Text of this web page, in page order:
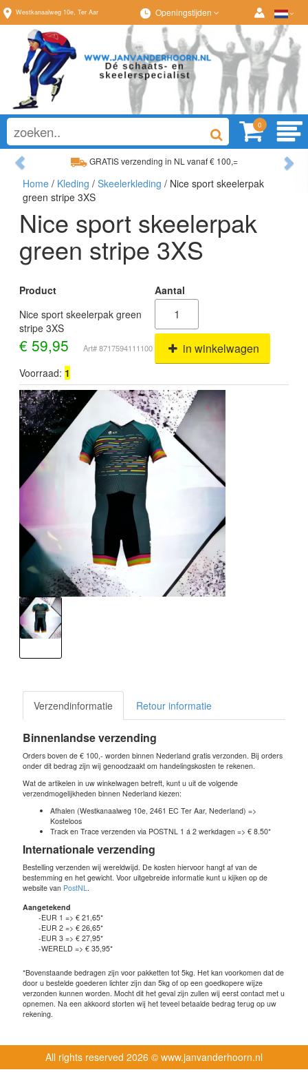
Westkanaalweg 10e, Ter Aar Openingstijden
0
GRATIS verzending in NL vanaf € 100,=
Ruim assortiment, altijd wat naar wens!
Previous
Home / Kleding / Skeelerkleding / Nice sport skeelerpak
green stripe 3XS
Nice sport skeelerpak
green stripe 3XS
Product
Aantal
Nice sport skeelerpak green
stripe 3XS
€ 59,95 Art# 8717594111100 in winkelwagen
Voorraad: 1
Verzendinformatie Retour informatie
Binnenlandse verzending
Orders boven de € 100,- worden binnen Nederland gratis verzonden. Bij orders
onder dit bedrag zijn wij genoodzaakt om handelingskosten te rekenen.
Wat de artikelen in uw winkelwagen betreft, kunt u uit de volgende
verzendmogelijkheden binnen Nederland kiezen:
Afhalen (Westkanaalweg 10e, 2461 EC Ter Aar, Nederland) =>
Kosteloos
Track en Trace verzenden via POSTNL 1 á 2 werkdagen => € 8.50*
Internationale verzending
Bestelling verzenden wij wereldwijd. De kosten hiervoor hangt af van de
bestemming en het gewicht. Voor uitgebreide informatie kunt u kijken op de
website van PostNL
Aangetekend
-EUR 1 => € 21,65*
-EUR 2 => € 26,65*
-EUR 3 => € 27,95*
-WERELD => € 35,95*
*Bovenstaande bedragen zijn voor pakketten tot 5kg. Het kan voorkomen dat de
door u bestelde goederen lichter zijn dan 5kg of op een goedkopere wijze
verzonden kunnen worden. Mocht dit het geval zijn zullen wij eerst contact met u
opnemen. Na een akkoord storten wij het teveel betaalde bedrag terug op uw
rekening.
All rights reserved 2026 © www.janvanderhoorn.nl